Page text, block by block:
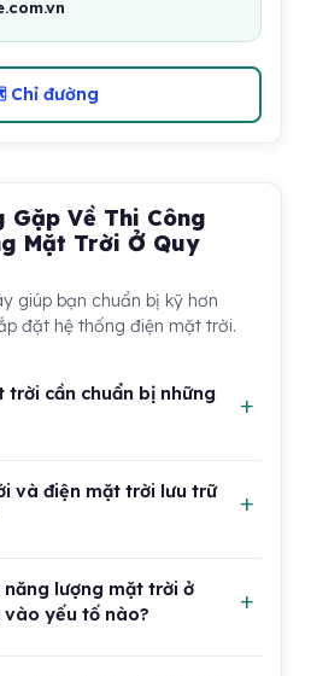
đường
Gặp Về Thi Công
Mặt Trời Ở Quy
giúp bạn chuẩn bị kỹ hơn
đặt hệ thống điện mặt trời.
trời cần chuẩn bị những
mái trống và nhu cầu sử
ban đêm. Nếu có bản vẽ nhà
sát hướng nắng, bóng che,
đặt inverter trước khi báo
và điện mặt trời lưu trữ
hoặc công trình, thường
chi phí đầu tư thấp hơn. Hệ lưu
lượng mặt trời ở
vào yếu tố nào?